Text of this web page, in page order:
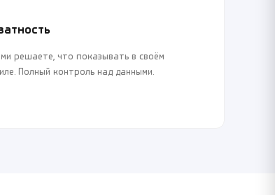
решаете, что показывать в своём
Полный контроль над данными.